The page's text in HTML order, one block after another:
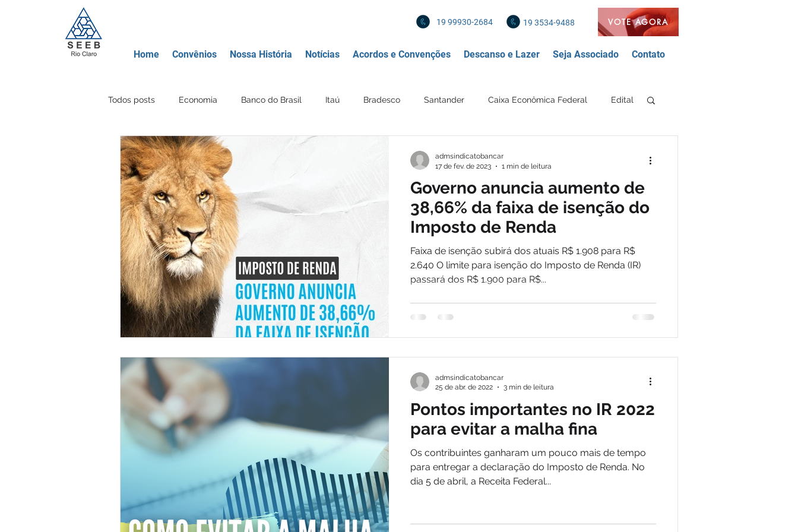
19 99930-2684 19 3534-9488 VOTE AGORA
Home Convênios Nossa História Notícias Acordos e Convenções Descanso e Lazer Seja Associado Contato
Todos posts Economia Banco do Brasil Itaú Bradesco Santander Caixa Econômica Federal Edital
Movimento Sindical Educação Financeira
Banco Mercantil Certificados profissionais IR Imposto Renda FEEB
Criptomoeda Área Lazer BANCO SAFRA
Governo anuncia aumento de
38,66% da faixa de isenção do
Imposto de Renda
Faixa de isenção subirá dos atuais R$ 1.908 para R$
2.640 O limite para isenção do Imposto de Renda (IR)
passará dos R$ 1.900 para R$...
admsindicatobancar
17 de fev. de 2023
1 min de leitura
Pontos importantes no IR 2022
para evitar a malha fina
Os contribuintes ganharam um pouco mais de tempo
para entregar a declaração do Imposto de Renda. No
dia 5 de abril, a Receita Federal...
admsindicatobancar
25 de abr. de 2022
3 min de leitura